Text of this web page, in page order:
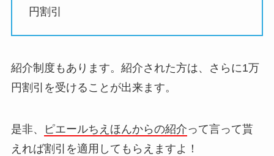
円割引
紹介制度もあります。紹介された方は、さらに1万
円割引を受けることが出来ます。
是非、 ピエールちえほんからの紹介って言って貰
えれば割引を適用してもらえますよ！